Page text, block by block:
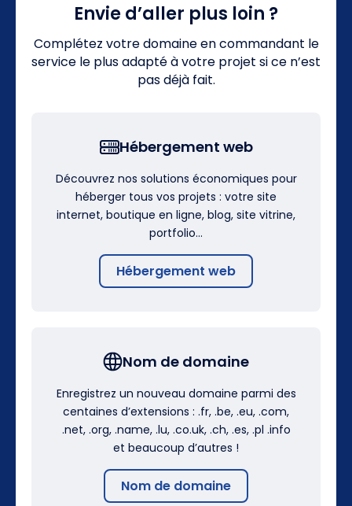
Envie d’aller plus loin ?
Complétez votre domaine en commandant le
service le plus adapté à votre projet si ce n’est
pas déjà fait.
Hébergement web
Découvrez nos solutions économiques pour
héberger tous vos projets : votre site
internet, boutique en ligne, blog, site vitrine,
portfolio…
Hébergement web
Nom de domaine
Enregistrez un nouveau domaine parmi des
centaines d’extensions : .fr, .be, .eu, .com,
.net, .org, .name, .lu, .co.uk, .ch, .es, .pl .info
et beaucoup d’autres !
Nom de domaine